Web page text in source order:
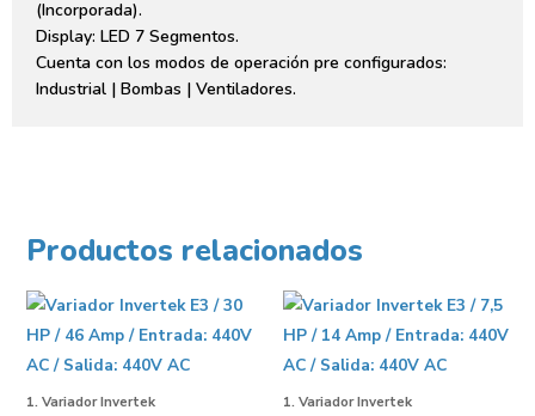
(Incorporada).
Display: LED 7 Segmentos.
Cuenta con los modos de operación pre configurados:
Industrial | Bombas | Ventiladores.
Productos relacionados
1. Variador Invertek 1. Variador Invertek